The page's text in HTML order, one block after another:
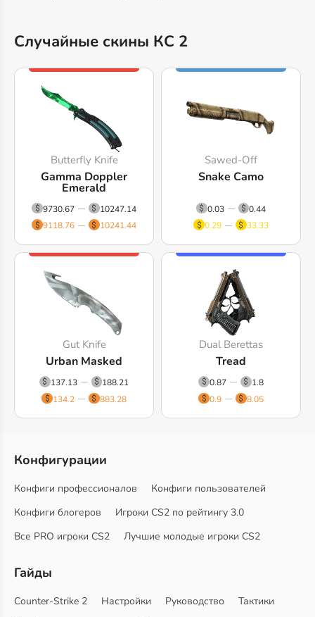
Случайные скины КС 2
Butterfly Knife
Gamma Doppler
Emerald
9730.67
10247.14
9118.76
10241.44
Sawed-Off
Snake Camo
0.03
0.44
0.29
33.33
Gut Knife
Urban Masked
137.13
188.21
134.2
883.28
Dual Berettas
Tread
0.87
1.8
0.9
8.05
Конфигурации
Конфиги профессионалов
Конфиги пользователей
Конфиги блогеров
Игроки CS2 по рейтингу 3.0
Все PRO игроки CS2
Лучшие молодые игроки CS2
Гайды
Counter-Strike 2 Настройки Руководство
Тактики